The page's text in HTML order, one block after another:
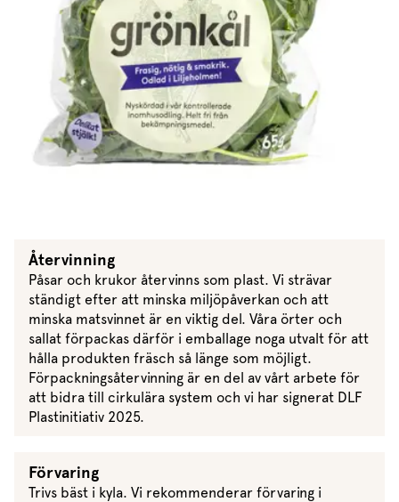
Dressing
Vinägrett
Örtolja
Marinad
Kryddsmör
Örtsalt & rub
Timjan
Oregano
Citronmeliss
Allt om sallat
Vårt sortiment
För restaurang &
Fixa vinägretten
Dressingen gör salladen
Återvinning
Påsar och krukor återvinns som plast. Vi strävar
ständigt efter att minska miljöpåverkan och att
minska matsvinnet är en viktig del. Våra örter och
sallat förpackas därför i emballage noga utvalt för att
hålla produkten fräsch så länge som möjligt.
Förpackningsåtervinning är en del av vårt arbete för
att bidra till cirkulära system och vi har signerat DLF
Plastinitiativ 2025.
Förvaring
Trivs bäst i kyla. Vi rekommenderar förvaring i